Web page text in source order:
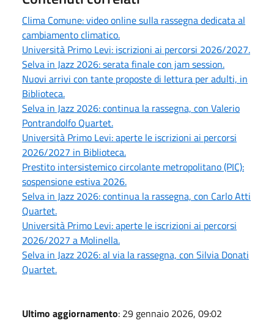
Clima Comune: video online sulla rassegna dedicata al
cambiamento climatico.
Università Primo Levi: iscrizioni ai percorsi 2026/2027.
Selva in Jazz 2026: serata finale con jam session.
Nuovi arrivi con tante proposte di lettura per adulti, in
Biblioteca.
Selva in Jazz 2026: continua la rassegna, con Valerio
Pontrandolfo Quartet.
Università Primo Levi: aperte le iscrizioni ai percorsi
2026/2027 in Biblioteca.
Prestito intersistemico circolante metropolitano (PIC):
sospensione estiva 2026.
Selva in Jazz 2026: continua la rassegna, con Carlo Atti
Quartet.
Università Primo Levi: aperte le iscrizioni ai percorsi
2026/2027 a Molinella.
Selva in Jazz 2026: al via la rassegna, con Silvia Donati
Quartet.
Ultimo aggiornamento: 29 gennaio 2026, 09:02